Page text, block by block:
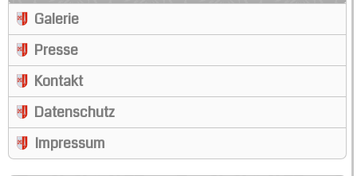
Galerie
Presse
Kontakt
Datenschutz
Impressum